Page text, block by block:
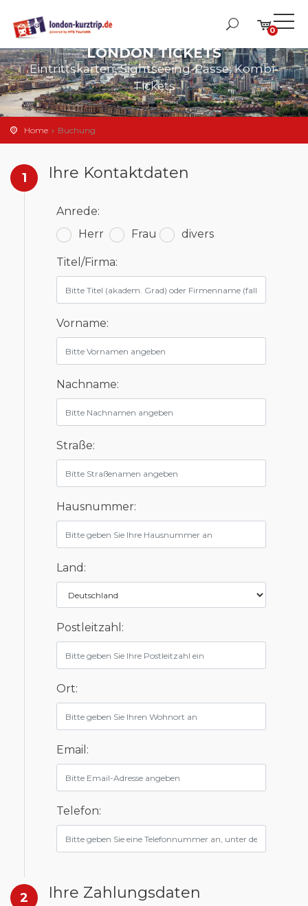
0
LONDON TICKETS
Eintrittskarten, Sightseeing-Pässe, Kombi-
Tickets
Home Buchung
1 Ihre Kontaktdaten
Anrede:
Herr
Frau divers
Titel/Firma:
Vorname:
Nachname:
Straße:
Hausnummer:
Land:
Postleitzahl:
Ort:
Email:
Telefon:
2 Ihre Zahlungsdaten